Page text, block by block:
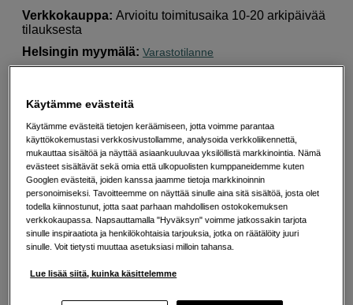
Verkkokauppa: Arvioitu toimitusaika 10-20 arkipäivää
tilauksesta
Helsingin myymälä: Varastotilanne
Valitse Muita vaihtoehtoja
Käytämme evästeitä
Käytämme evästeitä tietojen keräämiseen, jotta voimme parantaa
käyttökokemustasi verkkosivustollamme, analysoida verkkoliikennettä,
mukauttaa sisältöä ja näyttää asiaankuuluvaa yksilöllistä markkinointia. Nämä
evästeet sisältävät sekä omia että ulkopuolisten kumppaneidemme kuten
Googlen evästeitä, joiden kanssa jaamme tietoja markkinoinnin
personoimiseksi. Tavoitteemme on näyttää sinulle aina sitä sisältöä, josta olet
todella kiinnostunut, jotta saat parhaan mahdollisen ostokokemuksen
verkkokaupassa. Napsauttamalla "Hyväksyn" voimme jatkossakin tarjota
sinulle inspiraatiota ja henkilökohtaisia tarjouksia, jotka on räätälöity juuri
sinulle. Voit tietysti muuttaa asetuksiasi milloin tahansa.
Lue lisää siitä, kuinka käsittelemme